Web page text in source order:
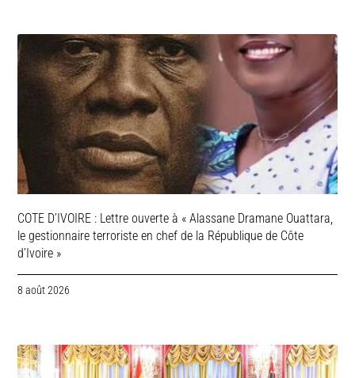
COTE D’IVOIRE : Lettre ouverte à « Alassane Dramane Ouattara,
le gestionnaire terroriste en chef de la République de Côte
d’Ivoire »
8 août 2026